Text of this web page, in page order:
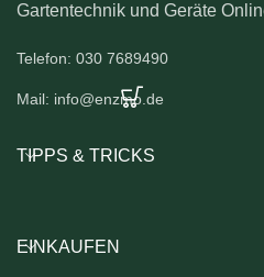
Gartentechnik und Geräte
Telefon: 030 7689490
Mail: info@enzmo.de
TIPPS & TRICKS
EINKAUFEN